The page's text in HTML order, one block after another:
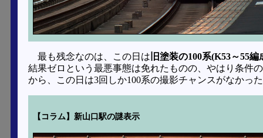
最も残念なのは、この日は 旧塗装の100系(K53～55
結果ゼロという最悪事態は免れたものの、やはり条件
から、この日は3回しか100系の撮影チャンスがなかっ
【コラム】新山口駅の謎表示